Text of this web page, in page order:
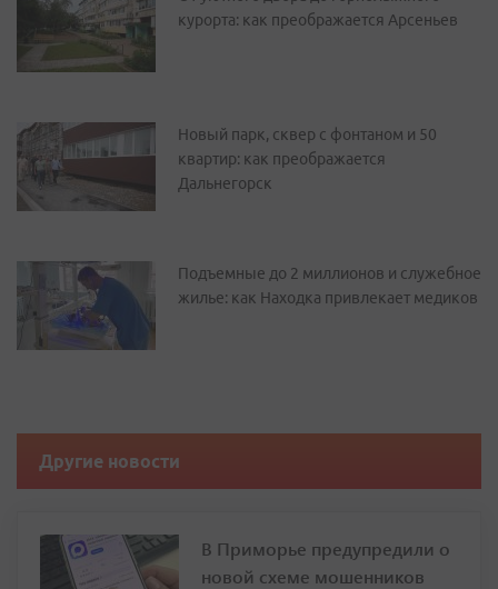
курорта: как преображается Арсеньев
Новый парк, сквер с фонтаном и 50
квартир: как преображается
Дальнегорск
Подъемные до 2 миллионов и служебное
жилье: как Находка привлекает медиков
Другие новости
В Приморье предупредили о
новой схеме мошенников